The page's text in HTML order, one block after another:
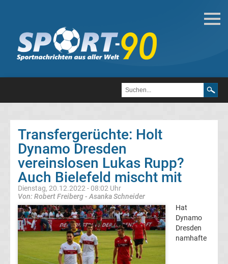
Deutsche
Transfergerüchte
FC
Heidenheim
1846
Transfergerüchte
1.
Transfergerüchte: Holt
Dynamo Dresden
vereinslosen Lukas Rupp?
Auch Bielefeld mischt mit
Dienstag, 20.12.2022 - 08:02 Uhr
Von: Robert Freiberg - Asanka Schneider
Hat
Dynamo
Dresden
namhafte